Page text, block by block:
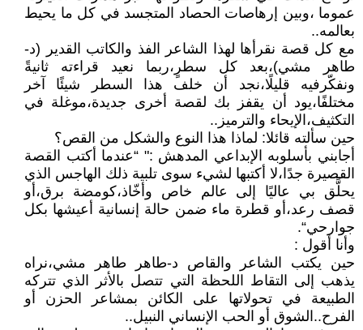
عموما ،وبين إرهاصات الحصاد المتجسد في كل ما يحيط
بعالمه..
مع كل قصة نقرأها لهذا الشاعر الفذ والكاتب القدير (د-
طاهر مشي)،بعد كل سطرٍ،ربما نعيد قراءته ثانيةً
ونفكّرفيه قليلًا،نجد أن خلف هذا السطر شيئًا آخر
مختلفًا،يود أن يقفز بك لقصة أخرى جديدة،موغلة في
التكثيف،الإيحاء والترميز..
حين سألته قائلا: لماذا هذا النوع والشكل من القص؟
أجابني بأسلوبه الإبداعي المدهش :" “عندما أكتب القصة
القصيرة جدًا،لا أكتبها لشيء سوى تلبية ذلك الهاجس الذي
يحلًّق بي عاليًا إلى عالم خاص وأخّاذ،كومضة برق،أو
قصف رعد،أو قطرة ماء ضمن حالة إنسانية أعيشها بكل
جوارحي“.
وأنا أقول :
حين يكتب الشاعر والقاص د-طاهر طاهر مشي،نراه
يذهب إلى التقاط اللحظة التي تتصل بالأثر الذي تتركه
الطبيعة في تحولاتها على الكائن بمشاعر الحزن أو
الفرح..الشوق أو الحب الإنساني النبيل..